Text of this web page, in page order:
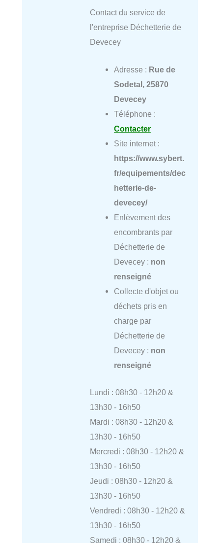
Contact du service de
l'entreprise Déchetterie de
Devecey
Adresse : Rue de
Sodetal, 25870
Devecey
Téléphone :
Contacter
Site internet :
https://www.sybert.
fr/equipements/dec
hetterie-de-
devecey/
Enlèvement des
encombrants par
Déchetterie de
Devecey : non
renseigné
Collecte d'objet ou
déchets pris en
charge par
Déchetterie de
Devecey : non
renseigné
Lundi : 08h30 - 12h20 &
13h30 - 16h50
Mardi : 08h30 - 12h20 &
13h30 - 16h50
Mercredi : 08h30 - 12h20 &
13h30 - 16h50
Jeudi : 08h30 - 12h20 &
13h30 - 16h50
Vendredi : 08h30 - 12h20 &
13h30 - 16h50
Samedi : 08h30 - 12h20 &